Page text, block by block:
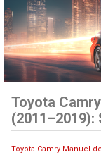
Toyota
(2011–2019):
Toyota Camry Manuel